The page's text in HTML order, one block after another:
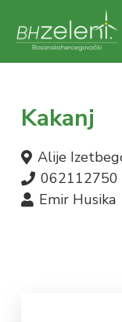
Kakanj
Alije
062112750
Emir Husika